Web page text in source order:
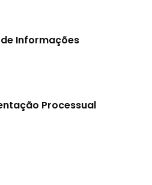
Informações
Processual